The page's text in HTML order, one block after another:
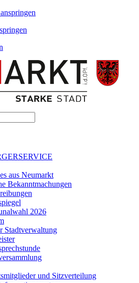
aus Neumarkt
Bekanntmachungen
2026
Stadtverwaltung
und Sitzverteilung